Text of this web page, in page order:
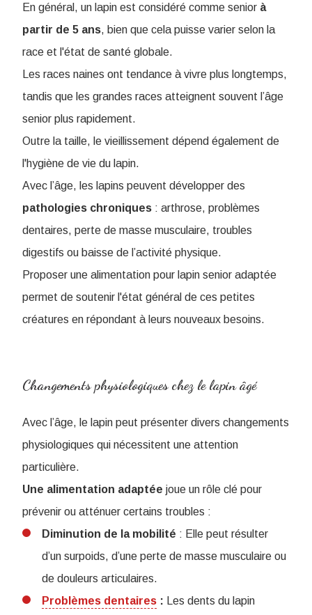
En général, un lapin est considéré comme senior à
partir de 5 ans, bien que cela puisse varier selon la
race et l'état de santé globale.
Les races naines ont tendance à vivre plus longtemps,
tandis que les grandes races atteignent souvent l’âge
senior plus rapidement.
Outre la taille, le vieillissement dépend également de
l'hygiène de vie du lapin.
Avec l’âge, les lapins peuvent développer des
pathologies chroniques : arthrose, problèmes
dentaires, perte de masse musculaire, troubles
digestifs ou baisse de l’activité physique.
Proposer une alimentation pour lapin senior adaptée
permet de soutenir l'état général de ces petites
créatures en répondant à leurs nouveaux besoins.
Changements physiologiques chez le lapin âgé
Avec l’âge, le lapin peut présenter divers changements
physiologiques qui nécessitent une attention
particulière.
Une alimentation adaptée joue un rôle clé pour
prévenir ou atténuer certains troubles :
Diminution de la mobilité : Elle peut résulter
d’un surpoids, d’une perte de masse musculaire ou
de douleurs articulaires.
Problèmes dentaires : Les dents du lapin